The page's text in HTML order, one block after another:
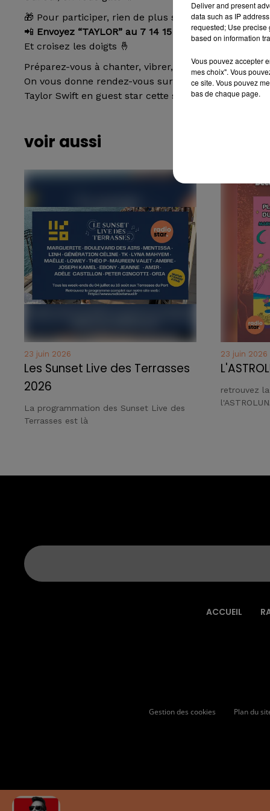
🎁 Pour participer, rien de plus simple :
📲 Envoyez “TAYLOR” au 7 14 15 (prix d’un SMS).
Et croisez les doigts 🤞
Préparez-vous à chanter, vibrer, et peut-être… à
On vous donne rendez-vous sur Radio Star Sud
Taylor Swift en guest star cette semaine 💫
voir aussi
23 juin 2026
Les Sunset Live des Terrasses
2026
La programmation des Sunset Live des
Terrasses est là
23 juin 2026
retrouvez
ACCUEIL
Gestion des cookies Plan du
Deliver and present
data such as IP
requested; Use precise
based on information
Vous pouvez accepter
mes choix". Vous
ce site. Vous pouvez
bas de chaque page.